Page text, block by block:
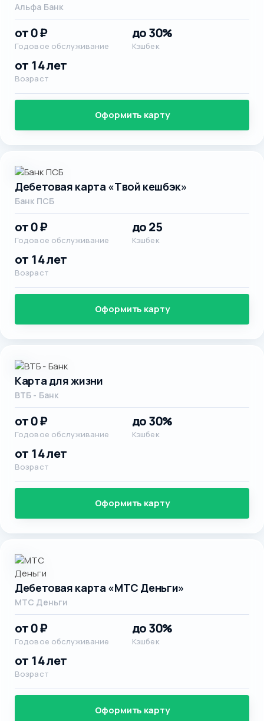
Альфа Банк
от 0 ₽
Годовое обслуживание
до 30%
Кэшбек
от 14 лет
Возраст
Оформить карту
Дебетовая карта «Твой кешбэк»
Банк ПСБ
от 0 ₽
Годовое обслуживание
до 25
Кэшбек
от 14 лет
Возраст
Оформить карту
Карта для жизни
ВТБ - Банк
от 0 ₽
Годовое обслуживание
до 30%
Кэшбек
от 14 лет
Возраст
Оформить карту
Дебетовая карта «МТС Деньги»
МТС Деньги
от 0 ₽
Годовое обслуживание
до 30%
Кэшбек
от 14 лет
Возраст
Оформить карту